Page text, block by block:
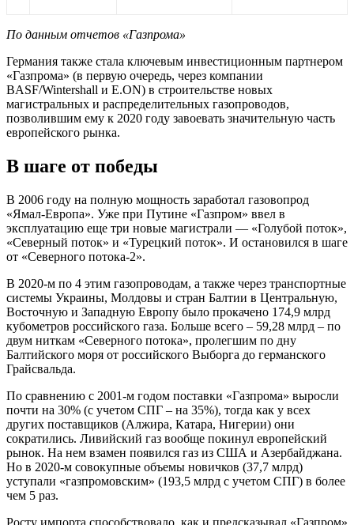
По данным отчетов «Газпрома»
Германия также стала ключевым инвестиционным партнером
«Газпрома» (в первую очередь, через компании
BASF/Wintershall и E.ON) в строительстве новых
магистральных и распределительных газопроводов,
позволившим ему к 2020 году завоевать значительную часть
европейского рынка.
В шаге от победы
В 2006 году на полную мощность заработал газовопрод
«Ямал-Европа». Уже при Путине «Газпром» ввел в
эксплуатацию еще три новые магистрали — «Голубой поток»,
«Северный поток» и «Турецкий поток». И остановился в шаге
от «Северного потока-2».
В 2020-м по 4 этим газопроводам, а также через транспортные
системы Украины, Молдовы и стран Балтии в Центральную,
Восточную и Западную Европу было прокачено 174,9 млрд
кубометров российского газа. Больше всего – 59,28 млрд – по
двум ниткам «Северного потока», пролегшим по дну
Балтийского моря от российского Выборга до германского
Грайсвальда.
По сравнению с 2001-м годом поставки «Газпрома» выросли
почти на 30% (с учетом СПГ – на 35%), тогда как у всех
других поставщиков (Алжира, Катара, Нигерии) они
сократились. Ливийский газ вообще покинул европейский
рынок. На нем взамен появился газ из США и Азербайджана.
Но в 2020-м совокупные объемы новичков (37,7 млрд)
уступали «газпромовским» (193,5 млрд с учетом СПГ) в более
чем 5 раз.
Росту импорта способствовало, как и предсказывал «Газпром»